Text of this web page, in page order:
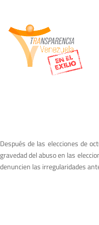
Después de las elecciones de
gravedad del abuso en las
denuncien las irregularidades